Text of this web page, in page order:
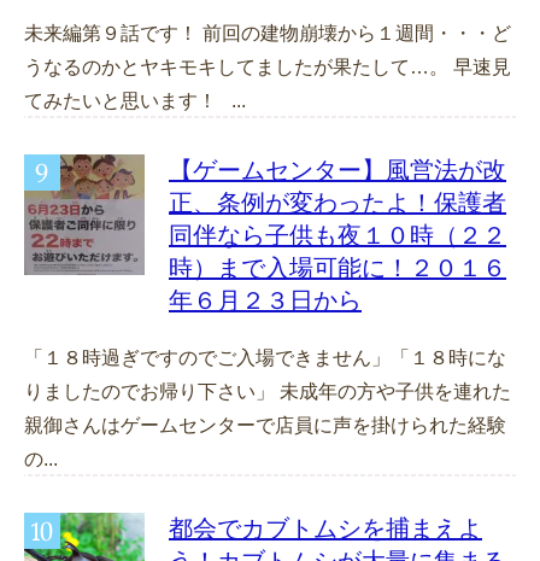
未来編第９話です！ 前回の建物崩壊から１週間・・・ど
うなるのかとヤキモキしてましたが果たして…。 早速見
てみたいと思います！ ...
【ゲームセンター】風営法が改
正、条例が変わったよ！保護者
同伴なら子供も夜１０時（２２
時）まで入場可能に！２０１６
年６月２３日から
「１８時過ぎですのでご入場できません」「１８時にな
りましたのでお帰り下さい」 未成年の方や子供を連れた
親御さんはゲームセンターで店員に声を掛けられた経験
の...
都会でカブトムシを捕まえよ